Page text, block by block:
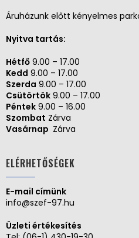
Áruházunk előtt kényelmes
Nyitva tartás:
Hétfő 9.00 – 17.00
Kedd 9.00 – 17.00
Szerda 9.00 – 17.00
Csütörtök 9.00 – 17.00
Péntek 9.00 – 16.00
Szombat Zárva
Vasárnap Zárva
ELÉRHETŐSÉGEK
E-mail címünk
info@szef-97.hu
Üzleti értékesítés